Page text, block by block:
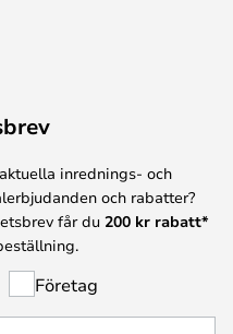
inrednings- och
och rabatter?
får du 200 kr rabatt*
Företag